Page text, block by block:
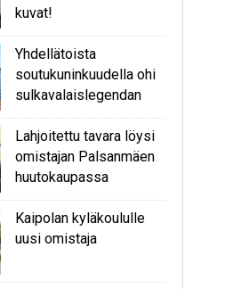
kuvat!
Yhdellätoista
soutukuninkuudella ohi
sulkavalaislegendan
Lahjoitettu tavara löysi
omistajan Palsanmäen
huutokaupassa
Kaipolan kyläkoululle
uusi omistaja